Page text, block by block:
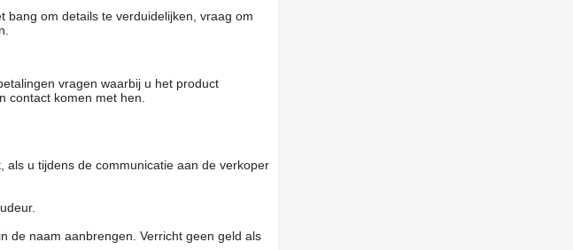
bang om details te verduidelijken, vraag om
vragen waarbij u het product
contact komen met hen.
u tijdens de communicatie aan de verkoper
de naam aanbrengen. Verricht geen geld als